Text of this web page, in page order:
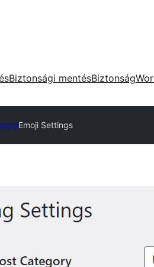
Biztonsági mentésBiztonság
Emoji Settings